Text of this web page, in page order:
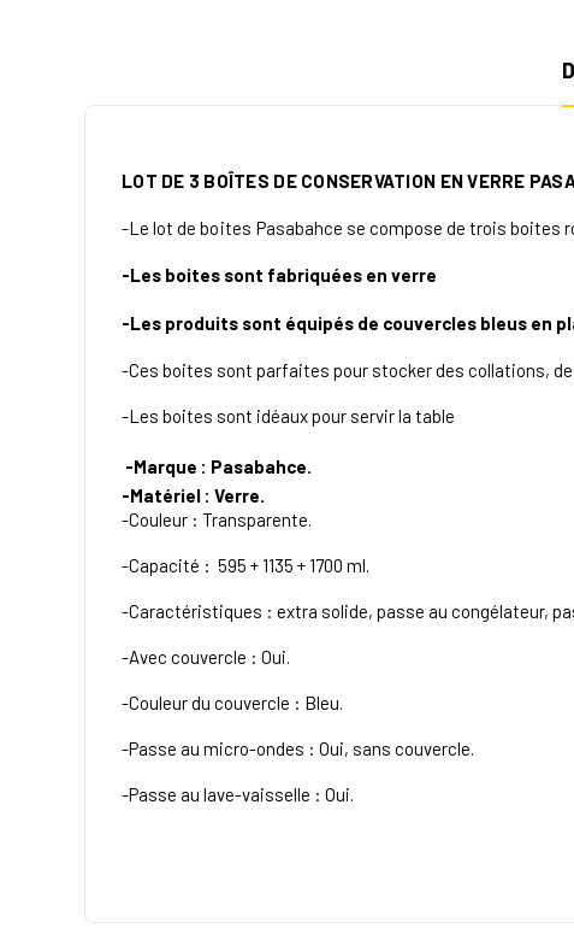
LOT DE 3 BOÎTES DE CONSERVATION EN VERRE
-Le lot de boites Pasabahce se compose de trois boites
-Les boites sont fabriquées en verre
-Les produits sont équipés de couvercles bleus en
-Ces boites sont parfaites pour stocker des collations,
-Les boites sont idéaux pour servir la table
-Marque : Pasabahce.
-Matériel : Verre.
-Couleur : Transparente.
-Capacité : 595 + 1135 + 1700 ml.
-Caractéristiques : extra solide, passe au congélateur,
-Avec couvercle : Oui.
-Couleur du couvercle : Bleu.
-Passe au micro-ondes : Oui, sans couvercle.
-Passe au lave-vaisselle : Oui.